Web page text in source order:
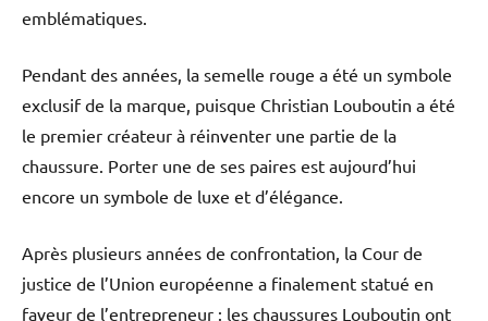
emblématiques.
Pendant des années, la semelle rouge a été un symbole
exclusif de la marque, puisque Christian Louboutin a été
le premier créateur à réinventer une partie de la
chaussure. Porter une de ses paires est aujourd’hui
encore un symbole de luxe et d’élégance.
Après plusieurs années de confrontation, la Cour de
justice de l’Union européenne a finalement statué en
faveur de l’entrepreneur : les chaussures Louboutin ont